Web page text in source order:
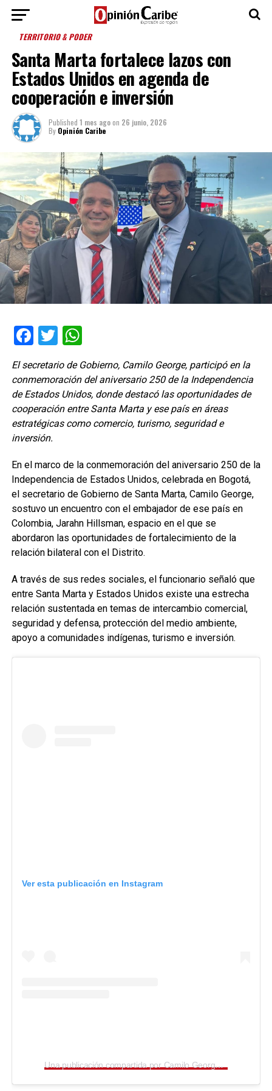
TERRITORIO & PODER
Santa Marta fortalece lazos con
Estados Unidos en agenda de
cooperación e inversión
Published 1 mes agoon 26 junio, 2026
By Opinión Caribe
Facebook
TwitterWhatsApp
El secretario de Gobierno, Camilo George, participó en la
conmemoración del aniversario 250 de la Independencia
de Estados Unidos, donde destacó las oportunidades de
cooperación entre Santa Marta y ese país en áreas
estratégicas como comercio, turismo, seguridad e
inversión.
En el marco de la conmemoración del aniversario 250 de la
Independencia de Estados Unidos, celebrada en Bogotá,
el secretario de Gobierno de Santa Marta, Camilo George,
sostuvo un encuentro con el embajador de ese país en
Colombia, Jarahn Hillsman, espacio en el que se
abordaron las oportunidades de fortalecimiento de la
relación bilateral con el Distrito.
A través de sus redes sociales, el funcionario señaló que
entre Santa Marta y Estados Unidos existe una estrecha
relación sustentada en temas de intercambio comercial,
seguridad y defensa, protección del medio ambiente,
apoyo a comunidades indígenas, turismo e inversión.
Ver esta publicación en Instagram
Una publicación compartida por Camilo George Díaz (@camilogeorged)